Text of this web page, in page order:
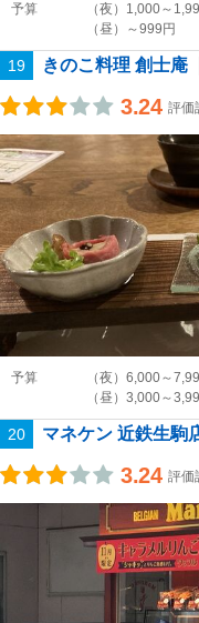
予算
（夜）1,000～
（昼）～999円
19 きのこ料理 創士庵
3.24 評価
予算
（夜）6,000～
（昼）3,000～
20 マネケン 近鉄生駒
3.24 評価